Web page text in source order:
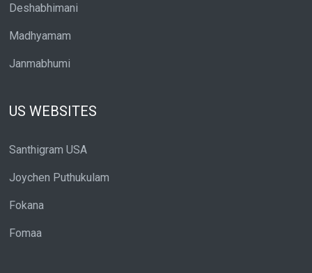
Deshabhimani
Madhyamam
Janmabhumi
US WEBSITES
Santhigram USA
Joychen Puthukulam
Fokana
Fomaa